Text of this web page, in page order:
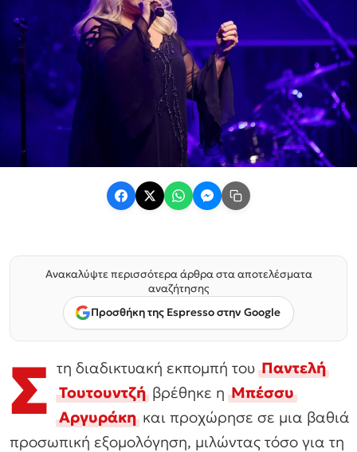
Ανακαλύψτε περισσότερα άρθρα στα αποτελέσματα
αναζήτησης
Προσθήκη της Espresso στην Google
Σ τη διαδικτυακή εκπομπή τουΠαντελή
Τουτουντζήβρέθηκε ηΜπέσσυ
Αργυράκηκαι προχώρησε σε μια βαθιά
προσωπική εξομολόγηση, μιλώντας τόσο για τη